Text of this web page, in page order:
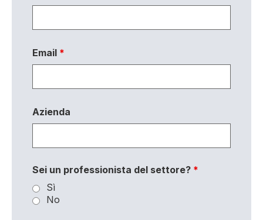
Email *
Azienda
Sei un professionista del settore? *
Sì
No